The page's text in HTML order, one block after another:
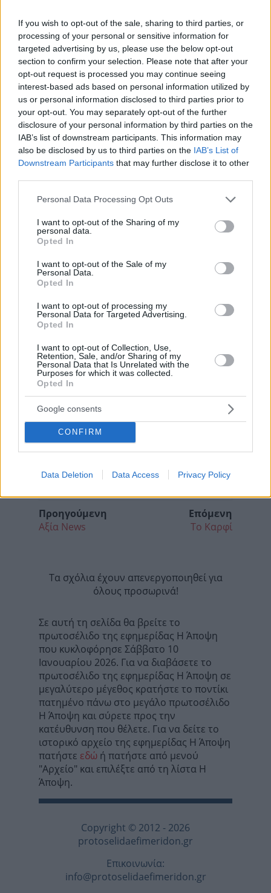
If you wish to opt-out of the sale, sharing to third parties, or
processing of your personal or sensitive information for
targeted advertising by us, please use the below opt-out
section to confirm your selection. Please note that after your
opt-out request is processed you may continue seeing
interest-based ads based on personal information utilized by
us or personal information disclosed to third parties prior to
your opt-out. You may separately opt-out of the further
disclosure of your personal information by third parties on the
IAB’s list of downstream participants. This information may
also be disclosed by us to third parties on the IAB’s List of
Downstream Participants that may further disclose it to other
Please note that this website/app uses one or more Google
not limited to your visit or usage behaviour. You may click to
grant or deny consent to Google and its third-party tags to
use your data for below specified purposes in below Google
consent section.
Personal Data Processing Opt Outs
I want to opt-out of the Sharing of my
personal data.
Opted In
I want to opt-out of the Sale of my
Personal Data.
Opted In
I want to opt-out of processing my
Personal Data for Targeted Advertising.
Opted In
I want to opt-out of Collection, Use,
Retention, Sale, and/or Sharing of my
Personal Data that Is Unrelated with the
Purposes for which it was collected.
Opted In
Google consents
CONFIRM
Data Deletion Data Access Privacy Policy
Κοινοποιήστε
Προηγούμενη
Αξία News
Επόμενη
Το Καρφί
Τα σχόλια έχουν απενεργοποιηθεί για
όλους προσωρινά!
Σε αυτή τη σελίδα θα βρείτε το
πρωτοσέλιδο της εφημερίδας Η Άποψη
που κυκλοφόρησε Σάββατο 10
Ιανoυαρίου 2026. Για να διαβάσετε το
πρωτοσέλιδο της εφημερίδας Η Άποψη σε
μεγαλύτερο μέγεθος κρατήστε το ποντίκι
πατημένο πάνω στο μεγάλο πρωτοσέλιδο
Η Άποψη και σύρετε προς την
κατέυθυνση που θέλετε. Για να δείτε το
ιστορικό αρχείο της εφημερίδας Η Άποψη
πατήστε εδώ ή πατήστε από μενού
"Αρχείο" και επιλέξτε από τη λίστα Η
Άποψη.
Copyright © 2012 - 2026
protoselidaefimeridon.gr
Επικοινωνία:
info@protoselidaefimeridon.gr